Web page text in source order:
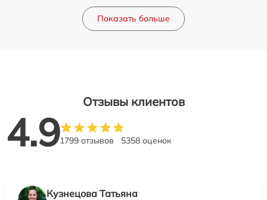
Показать больше
Отзывы клиентов
4.91799 отзывов 5358 оценок
Кузнецова Татьяна